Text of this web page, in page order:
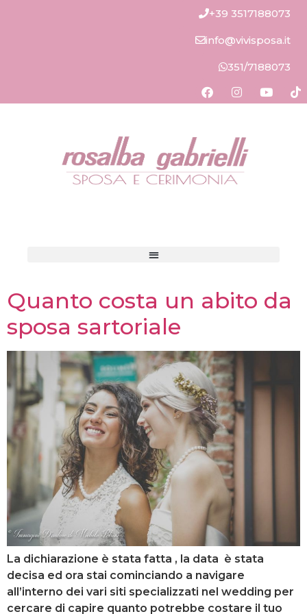
+39 3517188073
info@vivisposa.it
351/7188073
Quanto costa un abito da
sposa sartoriale
La dichiarazione è stata fatta , la data è stata
decisa ed ora stai cominciando a navigare
all’interno dei vari siti specializzati nel wedding per
cercare di capire quanto potrebbe costare il tuo